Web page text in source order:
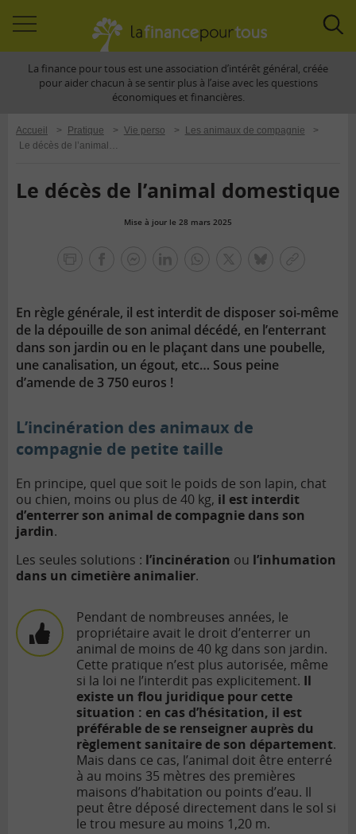
àLa finance pour tous est une association d’intérêt général, créée
pour aider chacun à se sentir plus à l’aise avec les questions
économiques et financières.
Accueil > Pratique > Vie perso > Les animaux de compagnie
>
Le décès de l’animal domestique
Le décès de l’animal domestique
Mise à jour le 28 mars 2025
En règle générale, il est interdit de disposer soi-même
de la dépouille de son animal décédé, en l’enterrant
dans son jardin ou en le plaçant dans une poubelle,
une canalisation, un égout, etc… Sous peine
d’amende de 3 750 euros !
L’incinération des animaux de
compagnie de petite taille
En principe, quel que soit le poids de son lapin, chat
ou chien, moins ou plus de 40 kg, il est interdit
d’enterrer son animal de compagnie dans son
jardin.
Les seules solutions : l’incinération ou l’inhumation
dans un cimetière animalier.
Pendant de nombreuses années, le
propriétaire avait le droit d’enterrer un
animal de moins de 40 kg dans son jardin.
Cette pratique n’est plus autorisée, même
si la loi ne l’interdit pas explicitement. Il
existe un flou juridique pour cette
situation : en cas d’hésitation, il est
préférable de se renseigner auprès du
règlement sanitaire de son département.
Mais dans ce cas, l’animal doit être enterré
à au moins 35 mètres des premières
maisons d’habitation ou points d’eau. Il
peut être déposé directement dans le sol si
le trou mesure au moins 1,20 m.